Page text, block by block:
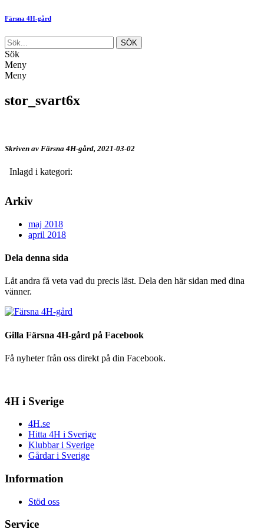
Färsna 4H-gård
Sök
Meny
Meny
stor_svart6x
Skriven av Färsna 4H-gård, 2021-03-02
Inlagd i kategori:
Arkiv
maj 2018
april 2018
Dela denna sida
Låt andra få veta vad du precis läst. Dela den här sidan med dina
vänner.
Gilla Färsna 4H-gård på Facebook
Få nyheter från oss direkt på din Facebook.
4H i Sverige
4H.se
Hitta 4H i Sverige
Klubbar i Sverige
Gårdar i Sverige
Information
Stöd oss
Service